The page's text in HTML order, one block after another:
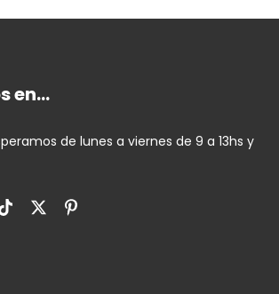
en...
de lunes a viernes de 9 a 13hs y